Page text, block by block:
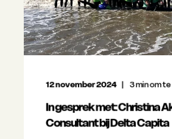
12 november 2024 3min om
In gesprek met: Christina
Consultant bij Delta Capita